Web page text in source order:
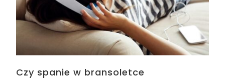
Czy spanie w bransoletce